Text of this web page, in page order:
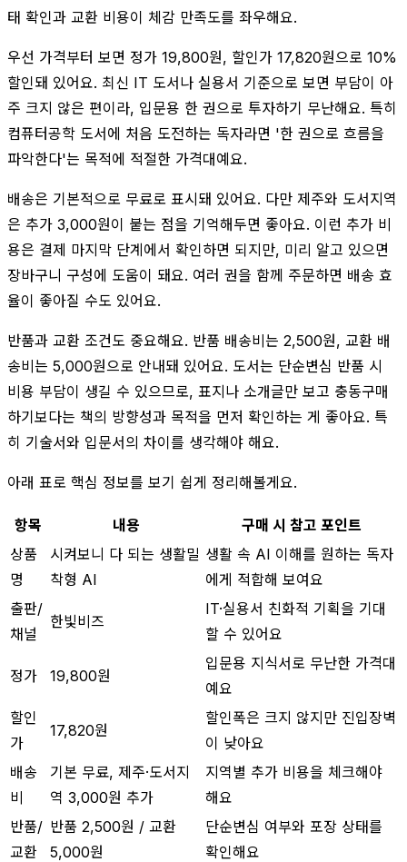
태 확인과 교환 비용이 체감 만족도를 좌우해요.
우선 가격부터 보면 정가 19,800원, 할인가 17,820원으로 10%
할인돼 있어요. 최신 IT 도서나 실용서 기준으로 보면 부담이 아
주 크지 않은 편이라, 입문용 한 권으로 투자하기 무난해요. 특히
컴퓨터공학 도서에 처음 도전하는 독자라면 '한 권으로 흐름을
파악한다'는 목적에 적절한 가격대예요.
배송은 기본적으로 무료로 표시돼 있어요. 다만 제주와 도서지역
은 추가 3,000원이 붙는 점을 기억해두면 좋아요. 이런 추가 비
용은 결제 마지막 단계에서 확인하면 되지만, 미리 알고 있으면
장바구니 구성에 도움이 돼요. 여러 권을 함께 주문하면 배송 효
율이 좋아질 수도 있어요.
반품과 교환 조건도 중요해요. 반품 배송비는 2,500원, 교환 배
송비는 5,000원으로 안내돼 있어요. 도서는 단순변심 반품 시
비용 부담이 생길 수 있으므로, 표지나 소개글만 보고 충동구매
하기보다는 책의 방향성과 목적을 먼저 확인하는 게 좋아요. 특
히 기술서와 입문서의 차이를 생각해야 해요.
아래 표로 핵심 정보를 보기 쉽게 정리해볼게요.
항목 내용
구매 시 참고 포인트
상품
명
시켜보니 다 되는 생활밀
착형 AI
생활 속 AI 이해를 원하는 독자
에게 적합해 보여요
출판/
채널
한빛비즈
IT·실용서 친화적 기획을 기대
할 수 있어요
정가 19,800원
입문용 지식서로 무난한 가격대
예요
할인
가
17,820원
할인폭은 크지 않지만 진입장벽
이 낮아요
배송
비
기본 무료, 제주·도서지
역 3,000원 추가
지역별 추가 비용을 체크해야
해요
반품/
교환
반품 2,500원 / 교환
5,000원
단순변심 여부와 포장 상태를
확인해요